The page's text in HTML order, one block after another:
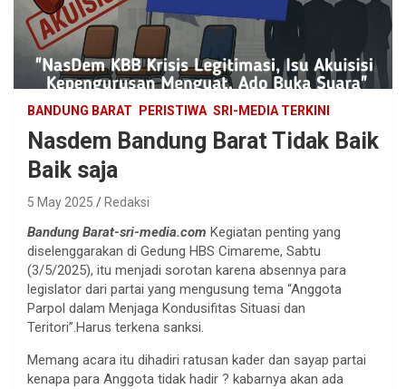
BANDUNG BARAT PERISTIWA SRI-MEDIA TERKINI
Nasdem Bandung Barat Tidak Baik
Baik saja
5 May 2025 Redaksi
Bandung Barat-sri-media.com Kegiatan penting yang
diselenggarakan di Gedung HBS Cimareme, Sabtu
(3/5/2025), itu menjadi sorotan karena absennya para
legislator dari partai yang mengusung tema “Anggota
Parpol dalam Menjaga Kondusifitas Situasi dan
Teritori”.Harus terkena sanksi.
Memang acara itu dihadiri ratusan kader dan sayap partai
kenapa para Anggota tidak hadir ? kabarnya akan ada